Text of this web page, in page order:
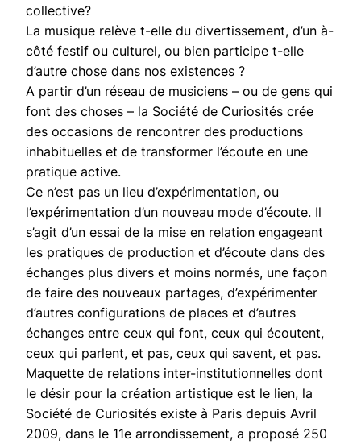
collective?
La musique relève t-elle du divertissement, d’un à-
côté festif ou culturel, ou bien participe t-elle
d’autre chose dans nos existences ?
A partir d’un réseau de musiciens – ou de gens qui
font des choses – la Société de Curiosités crée
des occasions de rencontrer des productions
inhabituelles et de transformer l’écoute en une
pratique active.
Ce n’est pas un lieu d’expérimentation, ou
l’expérimentation d’un nouveau mode d’écoute. Il
s’agit d’un essai de la mise en relation engageant
les pratiques de production et d’écoute dans des
échanges plus divers et moins normés, une façon
de faire des nouveaux partages, d’expérimenter
d’autres configurations de places et d’autres
échanges entre ceux qui font, ceux qui écoutent,
ceux qui parlent, et pas, ceux qui savent, et pas.
Maquette de relations inter-institutionnelles dont
le désir pour la création artistique est le lien, la
Société de Curiosités existe à Paris depuis Avril
2009, dans le 11e arrondissement, a proposé 250